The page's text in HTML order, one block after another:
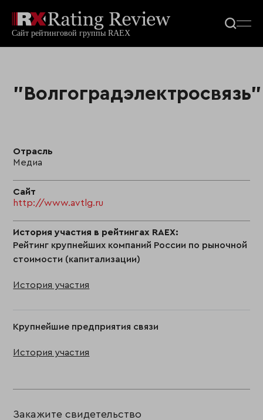
"Волгоградэлектросвязь"
Отрасль
Медиа
Сайт
http://www.avtlg.ru
История участия в рейтингах RAEX:
Рейтинг крупнейших компаний России по рыночной
стоимости (капитализации)
История участия
Крупнейшие предприятия связи
История участия
Закажите свидетельство